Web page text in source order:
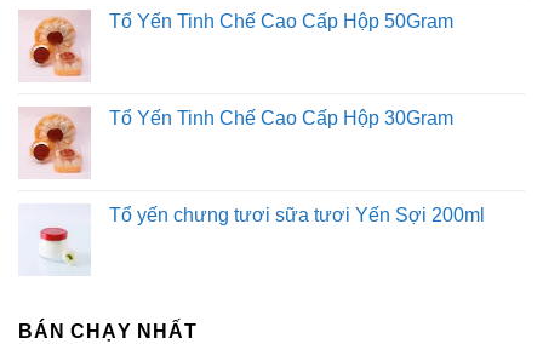
Tổ Yến Tinh Chế Cao Cấp Hộp 50Gram
Tổ Yến Tinh Chế Cao Cấp Hộp 30Gram
Tổ yến chưng tươi sữa tươi Yến Sợi 200ml
BÁN CHẠY NHẤT